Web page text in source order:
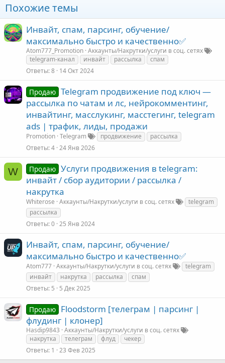
Похожие темы
Инвайт, спам, парсинг, обучение/
максимально быстро и качественно✅
Atom777_Promotion Аккаунты/Накрутки/услуги в соц. сетях
telegram-канал
инвайт рассылка
спам
Ответы 8 14 Окт 2024
Продаю Telegram продвижение под ключ —
рассылка по чатам и лс, нейрокомментинг,
инвайтинг, масслукинг, масстегинг, telegram
ads | трафик, лиды, продажи
Promotion Telegram продвижение
рассылка
Ответы 4 24 Янв 2026
W Продаю Услуги продвижения в telegram:
инвайт / сбор аудитории / рассылка /
накрутка
Whiterose Аккаунты/Накрутки/услуги в соц. сетях
telegram
рассылка
Ответы 0 25 Янв 2024
Инвайт, спам, парсинг, обучение/
максимально быстро и качественно✅
Atom777 Аккаунты/Накрутки/услуги в соц. сетях
telegram
инвайт
накрутка рассылка
спам
Ответы 5 5 Дек 2025
Продаю Floodstorm [телеграм | парсинг |
флудинг | клонер]
Hasdip9843 Аккаунты/Накрутки/услуги в соц. сетях
накрутка
телеграм флуд
чекер
Ответы 1 23 Фев 2025